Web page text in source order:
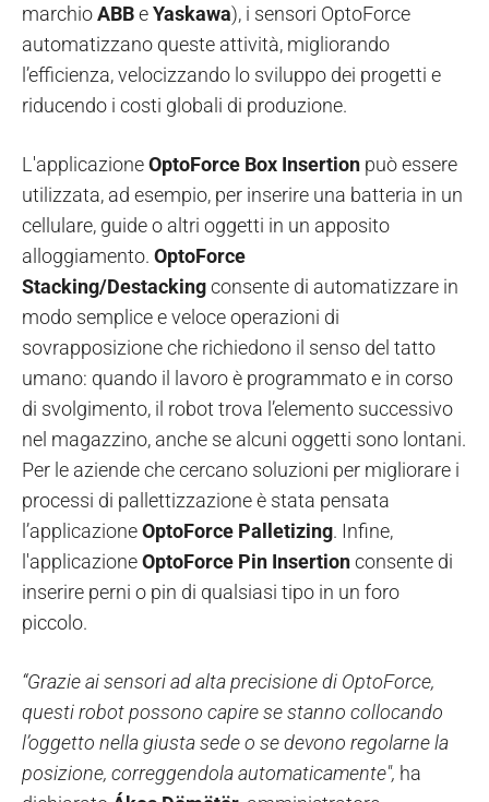
marchioABBeYaskawa), i sensori OptoForce
automatizzano queste attività, migliorando
l’efficienza, velocizzando lo sviluppo dei progetti e
riducendo i costi globali di produzione.
L'applicazioneOptoForce Box Insertion può essere
utilizzata, ad esempio, per inserire una batteria in un
cellulare, guide o altri oggetti in un apposito
alloggiamento. OptoForce
Stacking/Destackingconsente di automatizzare in
modo semplice e veloce operazioni di
sovrapposizione che richiedono il senso del tatto
umano: quando il lavoro è programmato e in corso
di svolgimento, il robot trova l’elemento successivo
nel magazzino, anche se alcuni oggetti sono lontani.
Per le aziende che cercano soluzioni per migliorare i
processi di pallettizzazione è stata pensata
l’applicazioneOptoForce Palletizing. Infine,
l'applicazioneOptoForce Pin Insertionconsente di
inserire perni o pin di qualsiasi tipo in un foro
piccolo.
“Grazie ai sensori ad alta precisione di OptoForce,
questi robot possono capire se stanno collocando
l’oggetto nella giusta sede o se devono regolarne la
posizione, correggendola automaticamente", ha